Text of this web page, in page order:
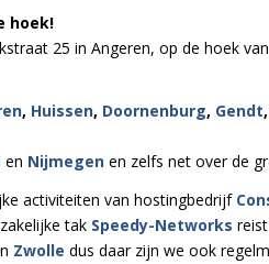
hoek!
25 in Angeren, op de hoek
, Huissen, Doornenburg, Gendt,
en Nijmegen en zelfs net over de
activiteiten van hostingbedrijf
tak Speedy-Networks
Zwolle dus daar zijn we ook